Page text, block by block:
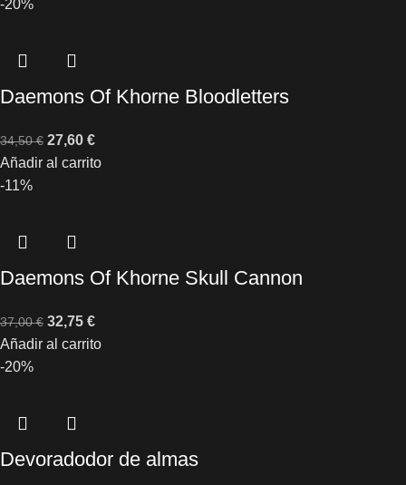
-20%
Daemons Of Khorne Bloodletters
34,50€ 27,60 €
Añadir al carrito
-11%
Daemons Of Khorne Skull Cannon
37,00€ 32,75 €
Añadir al carrito
-20%
Devoradodor de almas